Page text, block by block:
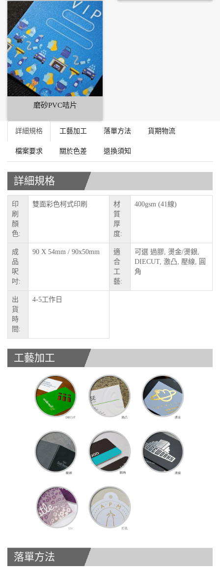
磨砂PVC咭片
詳細規格 工藝加工 落單方法 貨期物流
檔案要求 關於色差 退換須知
詳細規格
印
刷
顏
色:
雙面彩色柯式印刷
材
質
厚
度:
400gsm (41線)
成
品
呎
吋:
90 X 54mm / 90x50mm
適
合
工
藝:
可選 過膠, 燙金/燙銀,
DIECUT, 激凸, 壓線, 圓
角
出
貨
時
間:
4-5工作日
工藝加工
落單方法